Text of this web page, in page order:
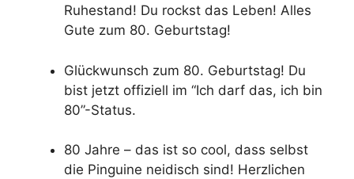
Ruhestand! Du rockst das Leben! Alles
Gute zum 80. Geburtstag!
Glückwunsch zum 80. Geburtstag! Du
bist jetzt offiziell im “Ich darf das, ich bin
80”-Status.
80 Jahre – das ist so cool, dass selbst
die Pinguine neidisch sind! Herzlichen